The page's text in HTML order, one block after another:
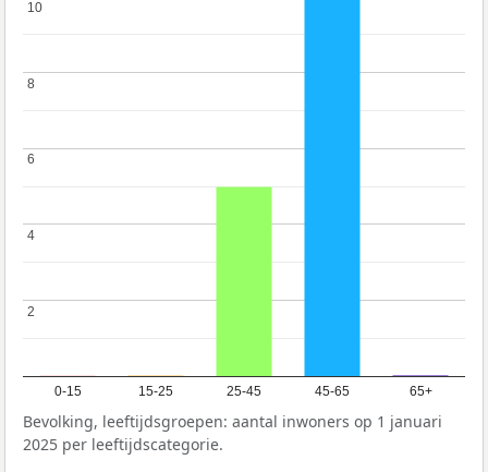
0-15 15-25 25-45 45-65 65+
2
2
4
4
6
6
8
8
10
10
Bevolking, leeftijdsgroepen: aantal inwoners op 1 januari
2025 per leeftijdscategorie.